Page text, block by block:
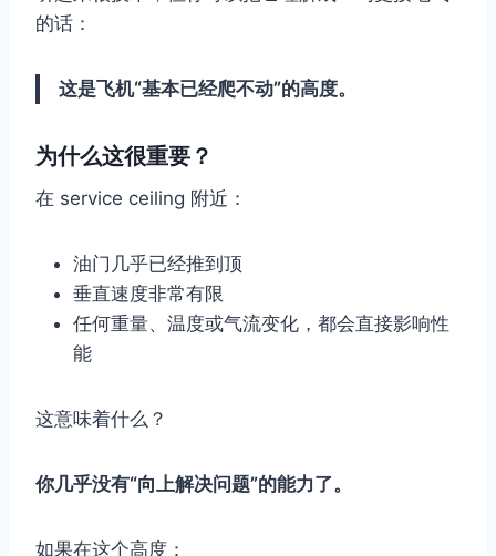
的话：
这是飞机“基本已经爬不动”的高度。
为什么这很重要？
在 service ceiling 附近：
油门几乎已经推到顶
垂直速度非常有限
任何重量、温度或气流变化，都会直接影响性
能
这意味着什么？
你几乎没有“向上解决问题”的能力了。
如果在这个高度：